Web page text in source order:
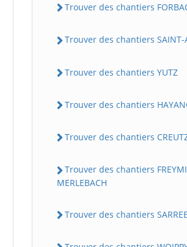
Trouver des chantiers
Trouver des chantiers SAINT-
Trouver des chantiers YUTZ
Trouver des chantiers
Trouver des chantiers
Trouver des chantiers
MERLEBACH
Trouver des chantiers